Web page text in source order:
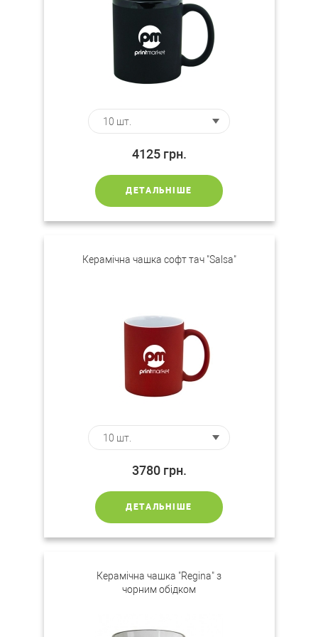
4125 грн.
ДЕТАЛЬНІШЕ
Керамічна чашка софт тач "Salsa"
3780 грн.
ДЕТАЛЬНІШЕ
Керамічна чашка "Regina" з
чорним обідком